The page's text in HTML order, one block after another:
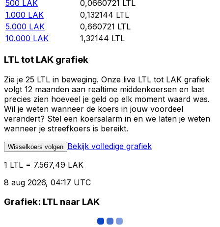
500 LAK 0,0660721 LTL
1.000 LAK 0,132144 LTL
5.000 LAK 0,660721 LTL
10.000 LAK 1,32144 LTL
LTL tot LAK grafiek
Zie je 25 LTL in beweging. Onze live LTL tot LAK grafiek
volgt 12 maanden aan realtime middenkoersen en laat
precies zien hoeveel je geld op elk moment waard was.
Wil je weten wanneer de koers in jouw voordeel
verandert? Stel een koersalarm in en we laten je weten
wanneer je streefkoers is bereikt.
Wisselkoers volgen Bekijk volledige grafiek
1 LTL = 7.567,49 LAK
8 aug 2026, 04:17 UTC
Grafiek: LTL naar LAK